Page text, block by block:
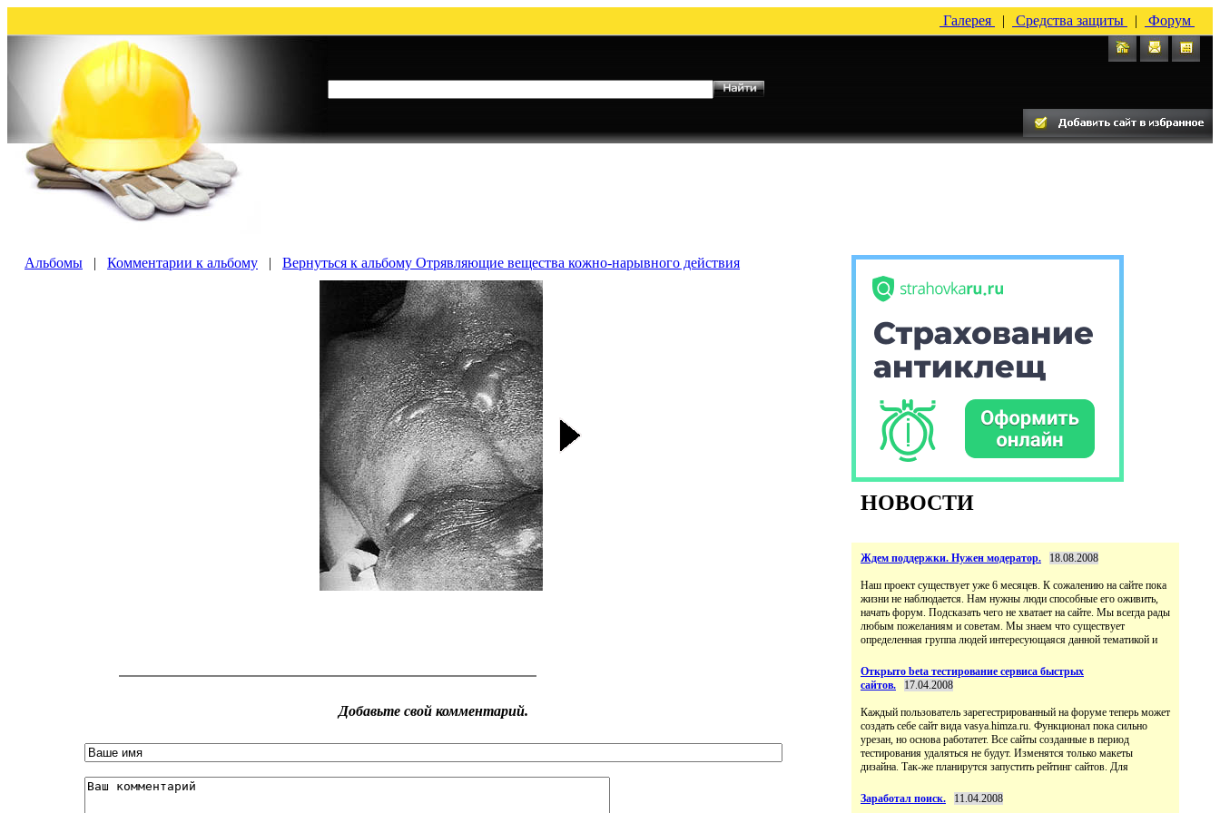
Галерея | Средства защиты | Форум
Альбомы | Комментарии к альбому | Вернуться к альбому Отрявляющие вещества кожно-нарывного действия
Добавьте свой комментарий.
НОВОСТИ
Ждем поддержки. Нужен модератор. 18.08.2008
Наш проект существует уже 6 месяцев. К сожалению на сайте пока
жизни не наблюдается. Нам нужны люди способные его оживить,
начать форум. Подсказать чего не хватает на сайте. Мы всегда рады
любым пожеланиям и советам. Мы знаем что существует
определенная группа людей интересующаяся данной тематикой и
Открыто beta тестирование сервиса быстрых
сайтов.
17.04.2008
Каждый пользователь зарегестрированный на форуме теперь может
создать себе сайт вида vasya.himza.ru. Функционал пока сильно
урезан, но основа работатет. Все сайты созданные в период
тестирования удаляться не будут. Изменятся только макеты
дизайна. Так-же планирутся запустить рейтинг сайтов. Для
Заработал поиск. 11.04.2008